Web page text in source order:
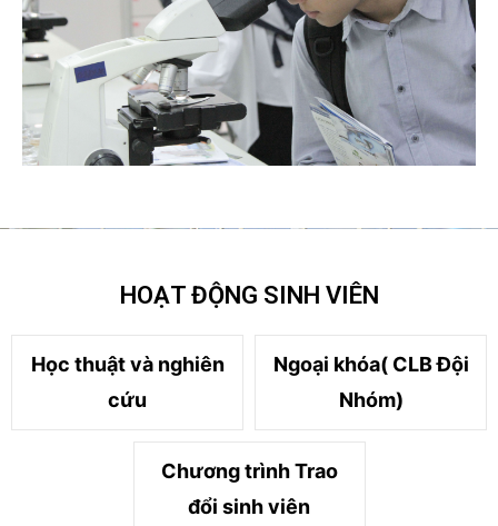
HOẠT ĐỘNG SINH VIÊN
Học thuật và nghiên
cứu
Ngoại khóa( CLB Đội
Nhóm)
Chương trình Trao
đổi sinh viên